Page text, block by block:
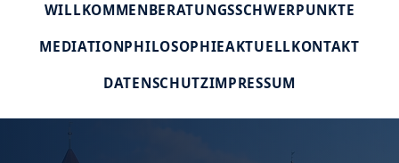
WILLKOMMENBERATUNGSSCHWERPUNKTE
MEDIATIONPHILOSOPHIEAKTUELLKONTAKT
DATENSCHUTZIMPRESSUM